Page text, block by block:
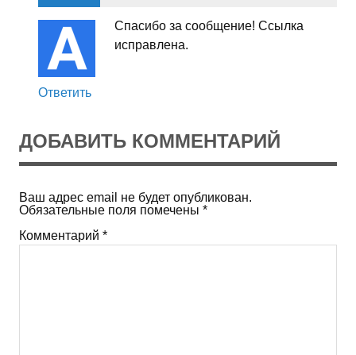
Спасибо за сообщение! Ссылка
исправлена.
Ответить
ДОБАВИТЬ КОММЕНТАРИЙ
Ваш адрес email не будет опубликован.
Обязательные поля помечены *
Комментарий *